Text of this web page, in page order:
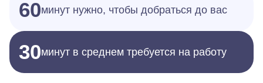
60минут нужно, чтобы добраться до вас
30минут в среднем требуется на работу